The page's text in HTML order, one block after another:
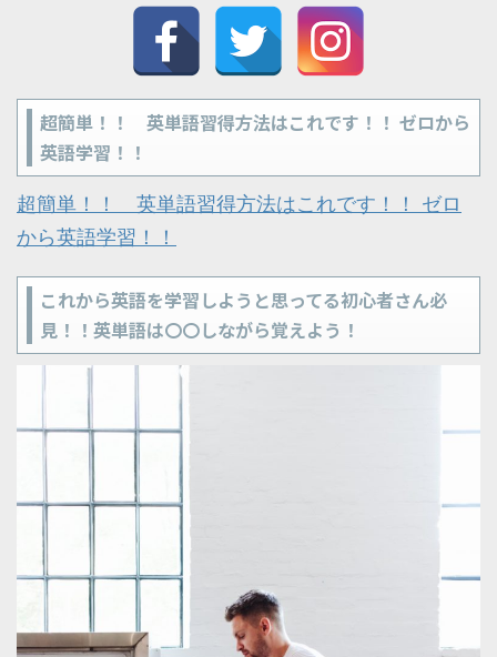
超簡単！！ 英単語習得方法はこれです！！ ゼロから
英語学習！！
超簡単！！ 英単語習得方法はこれです！！ ゼロ
から英語学習！！
これから英語を学習しようと思ってる初心者さん必
見！！英単語は〇〇しながら覚えよう！